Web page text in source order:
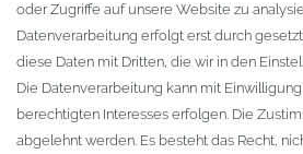
Fa. Steffen Jost
Söbrigener Weg 50
D-01796 Pirna
Telefon:+49 (0)3501 507295
oder Zugriffe auf unsere Website zu
Datenverarbeitung erfolgt erst durch
diese Daten mit Dritten, die wir in den
Die Datenverarbeitung kann mit
berechtigten Interesses erfolgen. Die
abgelehnt werden. Es besteht das Recht,